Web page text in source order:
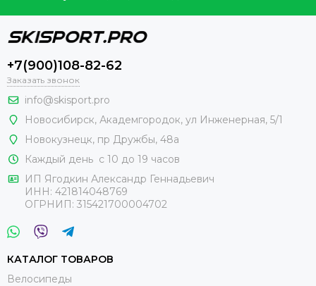
+7(900)108-82-62
Заказать звонок
info@skisport.pro
Новосибирск, Академгородок, ул Инженерная, 5/1
Новокузнецк, пр Дружбы, 48а
Каждый день с 10 до 19 часов
ИП Ягодкин Александр Геннадьевич
ИНН: 421814048769
ОГРНИП: 315421700004702
КАТАЛОГ ТОВАРОВ
Велосипеды